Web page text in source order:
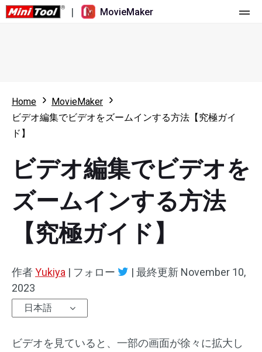
| MovieMaker
更新履歴
マルチトラック動画編集
アスペクト比
速度変更/リバース
オーディオエフェクト
テキスト/エレメント
動画エフェクト
リソース
ビデオ編集のヒント
画面録画ツール
動画変換ツール
オンライン動画ダウンロード ツール
Home
MovieMaker
ビデオ編集でビデオをズームインする方法【究極ガイ
ド】
ビデオ編集でビデオを
ズームインする方法
【究極ガイド】
作者Yukiya | フォロー | 最終更新 November 10,
2023
日本語
ビデオを見ていると、一部の画面が徐々に拡大し